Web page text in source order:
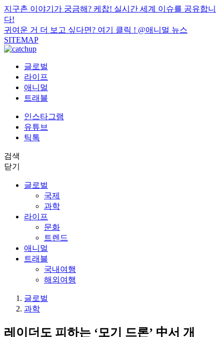
지구촌 이야기가 궁금해? 케찹! 실시간 세계 이슈를 공유합니
다!
귀여운 거 더 보고 싶다면? 여기 클릭 ! @애니멀 뉴스
SITEMAP
글로벌
라이프
애니멀
트래블
인스타그램
유튜브
틱톡
검색
닫기
글로벌
국제
과학
라이프
문화
트렌드
애니멀
트래블
국내여행
해외여행
글로벌
과학
레이더도 피하는 ‘모기 드론’ 中서 개